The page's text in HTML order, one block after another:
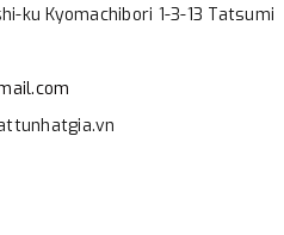
ku Kyomachibori 1-3-13 Tatsumi